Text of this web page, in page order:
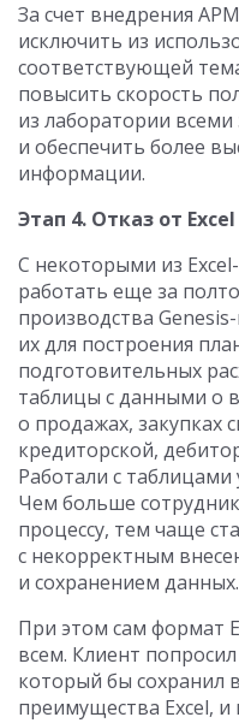
За счет внедрения
исключить из
соответствующей
повысить скорость
из лаборатории
и обеспечить более
информации.
Этап 4. Отказ от Excel
С некоторыми из
работать еще за
производства
их для построения
подготовительных
таблицы с данными о
о продажах, закупках
кредиторской,
Работали с
Чем больше
процессу, тем чаще
с некорректным
и сохранением данных.
При этом сам формат
всем. Клиент
который бы сохранил
преимущества Excel, и